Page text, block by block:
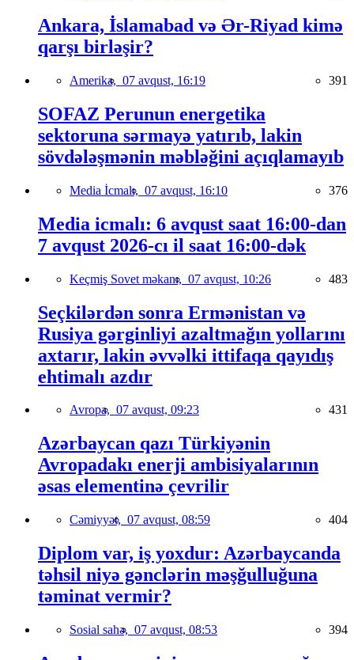
Ankara, İslamabad və Ər-Riyad kimə
qarşı birləşir?
Amerika, 07 avqust, 16:19 391
SOFAZ Perunun energetika
sektoruna sərmayə yatırıb, lakin
sövdələşmənin məbləğini açıqlamayıb
Media İcmalı, 07 avqust, 16:10 376
Media icmalı: 6 avqust saat 16:00-dan
7 avqust 2026-cı il saat 16:00-dək
Keçmiş Sovet məkanı, 07 avqust, 10:26 483
Seçkilərdən sonra Ermənistan və
Rusiya gərginliyi azaltmağın yollarını
axtarır, lakin əvvəlki ittifaqa qayıdış
ehtimalı azdır
Avropa, 07 avqust, 09:23 431
Azərbaycan qazı Türkiyənin
Avropadakı enerji ambisiyalarının
əsas elementinə çevrilir
Cəmiyyət, 07 avqust, 08:59 404
Diplom var, iş yoxdur: Azərbaycanda
təhsil niyə gənclərin məşğulluğuna
təminat vermir?
Sosial sahə, 07 avqust, 08:53 394